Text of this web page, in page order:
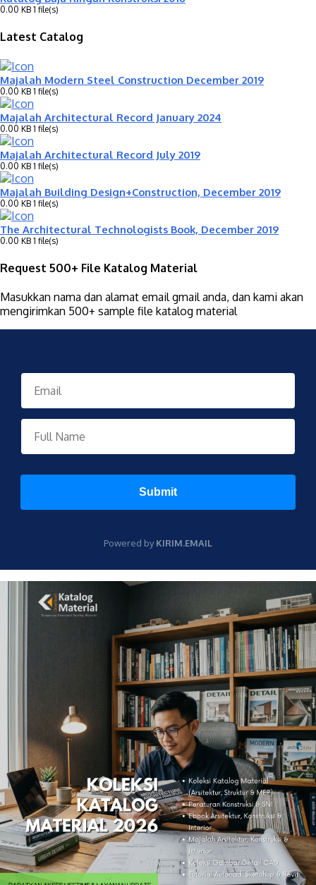
0.00 KB 1 file(s)
Latest Catalog
Majalah Modern Steel Construction December 2019
0.00 KB 1 file(s)
Majalah Architectural Record January 2024
0.00 KB 1 file(s)
Majalah Architectural Record July 2019
0.00 KB 1 file(s)
Majalah Building Design+Construction, December 2019
0.00 KB 1 file(s)
The Architectural Technologists Book, December 2019
0.00 KB 1 file(s)
Request 500+ File Katalog Material
Masukkan nama dan alamat email gmail anda, dan kami akan
mengirimkan 500+ sample file katalog material
Submit
Powered byKIRIM.EMAIL